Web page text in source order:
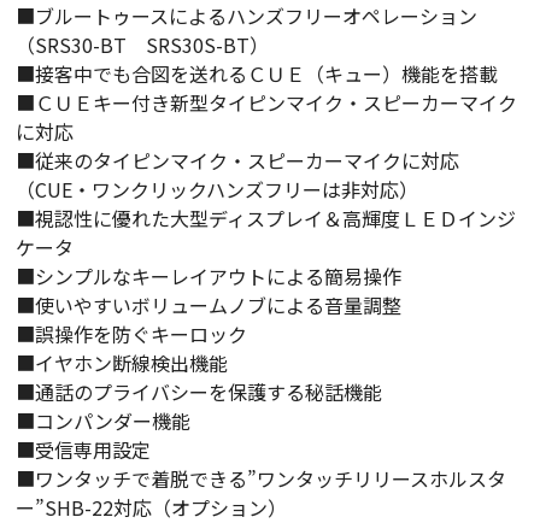
■ブルートゥースによるハンズフリーオペレーション
（SRS30-BT SRS30S-BT）
■接客中でも合図を送れるＣＵＥ（キュー）機能を搭載
■ＣＵＥキー付き新型タイピンマイク・スピーカーマイク
に対応
■従来のタイピンマイク・スピーカーマイクに対応
（CUE・ワンクリックハンズフリーは非対応）
■視認性に優れた大型ディスプレイ＆高輝度ＬＥＤインジ
ケータ
■シンプルなキーレイアウトによる簡易操作
■使いやすいボリュームノブによる音量調整
■誤操作を防ぐキーロック
■イヤホン断線検出機能
■通話のプライバシーを保護する秘話機能
■コンパンダー機能
■受信専用設定
■ワンタッチで着脱できる”ワンタッチリリースホルスタ
ー”SHB-22対応（オプション）